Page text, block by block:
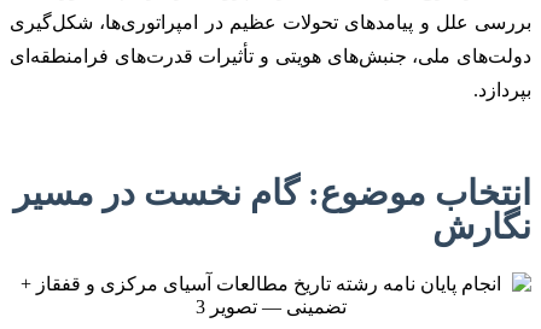
بررسی علل و پیامدهای تحولات عظیم در امپراتوری‌ها، شکل‌گیری
دولت‌های ملی، جنبش‌های هویتی و تأثیرات قدرت‌های فرامنطقه‌ای
بپردازد.
انتخاب موضوع: گام نخست در مسیر
نگارش